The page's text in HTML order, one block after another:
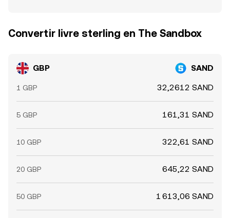
Convertir livre sterling en The Sandbox
GBP SAND
1 GBP 32,2612 SAND
5 GBP 161,31 SAND
10 GBP 322,61 SAND
20 GBP 645,22 SAND
50 GBP 1 613,06 SAND